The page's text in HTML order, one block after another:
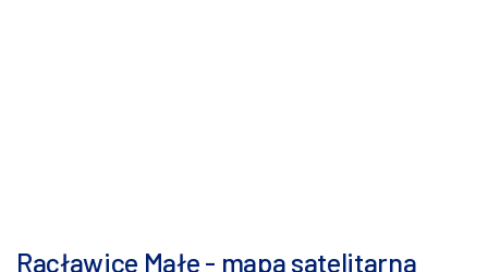
Racławice Małe - mapa satelitarna